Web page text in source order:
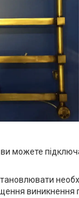
можете